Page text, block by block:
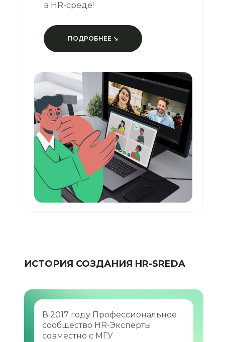
ПОДРОБНЕЕ ↘
в HR-среде!
ИСТОРИЯ СОЗДАНИЯ HR-SREDA
В 2017 году Профессиональное
сообщество HR-Эксперты
совместно с МГУ